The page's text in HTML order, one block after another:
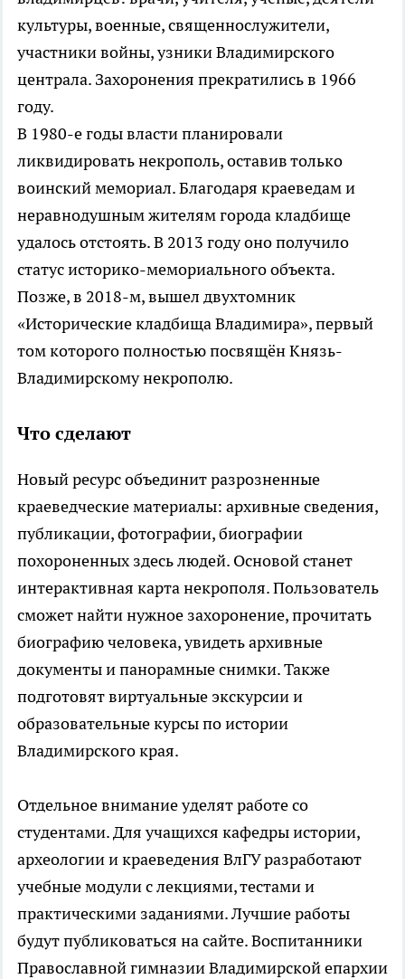
культуры, военные, священнослужители,
участники войны, узники Владимирского
централа. Захоронения прекратились в 1966
году.
В 1980-е годы власти планировали
ликвидировать некрополь, оставив только
воинский мемориал. Благодаря краеведам и
неравнодушным жителям города кладбище
удалось отстоять. В 2013 году оно получило
статус историко-мемориального объекта.
Позже, в 2018-м, вышел двухтомник
«Исторические кладбища Владимира», первый
том которого полностью посвящён Князь-
Владимирскому некрополю.
Что сделают
Новый ресурс объединит разрозненные
краеведческие материалы: архивные сведения,
публикации, фотографии, биографии
похороненных здесь людей. Основой станет
интерактивная карта некрополя. Пользователь
сможет найти нужное захоронение, прочитать
биографию человека, увидеть архивные
документы и панорамные снимки. Также
подготовят виртуальные экскурсии и
образовательные курсы по истории
Владимирского края.
Отдельное внимание уделят работе со
студентами. Для учащихся кафедры истории,
археологии и краеведения ВлГУ разработают
учебные модули с лекциями, тестами и
практическими заданиями. Лучшие работы
будут публиковаться на сайте. Воспитанники
Православной гимназии Владимирской епархии